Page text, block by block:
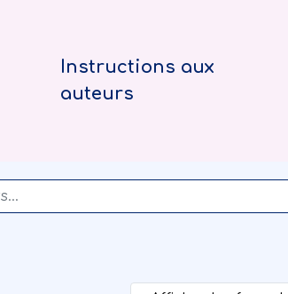
Instructions aux
auteurs